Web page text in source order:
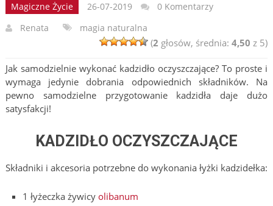
Magiczne Życie 26-07-2019
0 Komentarzy
Renata
magia naturalna
(2 głosów, średnia:4,50 z 5)
Jak samodzielnie wykonać kadzidło oczyszczające? To proste i
wymaga jedynie dobrania odpowiednich składników. Na
pewno samodzielne przygotowanie kadzidła daje dużo
satysfakcji!
KADZIDŁO OCZYSZCZAJĄCE
Składniki i akcesoria potrzebne do wykonania łyżki kadzidełka:
1 łyżeczka żywicyolibanum